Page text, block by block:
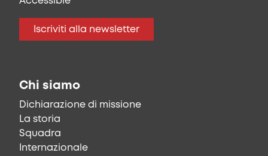
Iscriviti alla newsletter
Chi siamo
Dichiarazione di missione
La storia
Squadra
Internazionale